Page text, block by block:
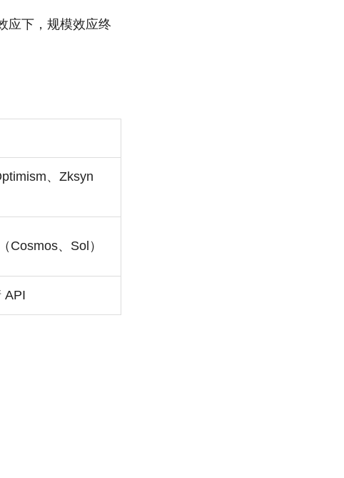
应下，规模效应终
、Zksyn
Cosmos、Sol）
API